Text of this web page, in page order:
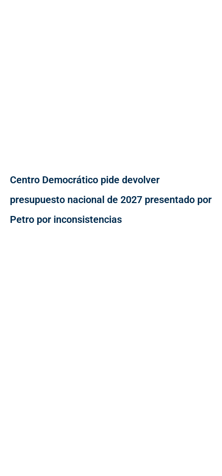
Centro Democrático pide devolver
presupuesto nacional de 2027 presentado por
Petro por inconsistencias